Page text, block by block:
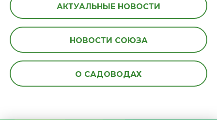
АКТУАЛЬНЫЕ НОВОСТИ
НОВОСТИ СОЮЗА
О САДОВОДАХ